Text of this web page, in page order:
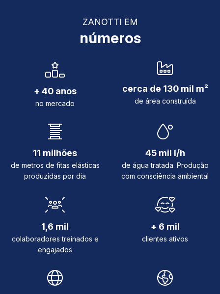
ZANOTTI EM
números
+ 40 anos
no mercado
cerca de 130 mil m²
de área construída
11 milhões
de metros de fitas elásticas
produzidas por dia
45 mil l/h
de água tratada. Produção
com consciência ambiental
1,6 mil
colaboradores treinados e
engajados
+ 6 mil
clientes ativos